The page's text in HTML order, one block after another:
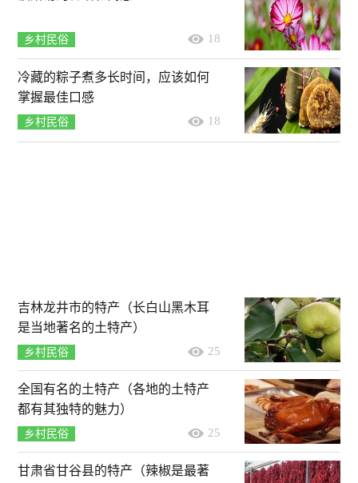
乡村民俗 18
冷藏的粽子煮多长时间，应该如何
掌握最佳口感
乡村民俗 18
吉林龙井市的特产（长白山黑木耳
是当地著名的土特产）
乡村民俗 25
全国有名的土特产（各地的土特产
都有其独特的魅力）
乡村民俗 25
甘肃省甘谷县的特产（辣椒是最著